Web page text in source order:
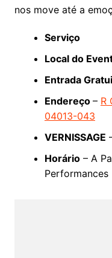
nos move até a
Serviço
Local do
Entrada
Endereço – R
04013-043
VERNISSAGE
Horário– A
Performances